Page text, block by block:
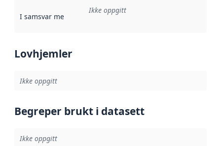
I samsvar med Referanse til en implementasjonsregel
Ikke oppgitt
Lovhjemler
Ikke oppgitt
Begreper brukt i datasett
Ikke oppgitt